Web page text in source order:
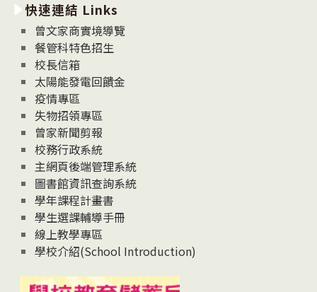
消
息
News
快速連結 Links
曾文家商實境導覽
餐管科特色招生
校長信箱
太陽能發電回饋金
疫情專區
失物招領專區
曾家新聞剪報
校務行政系統
主網頁後端管理系統
圖書館資訊查詢系統
學年課程計畫書
學生選課輔導手冊
線上教學專區
學校介紹(School Introduction)